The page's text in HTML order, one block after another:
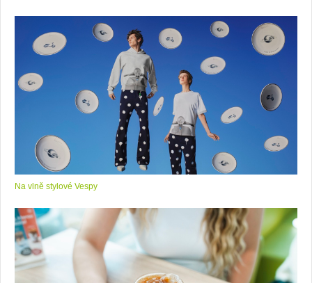
Na vlně stylové Vespy